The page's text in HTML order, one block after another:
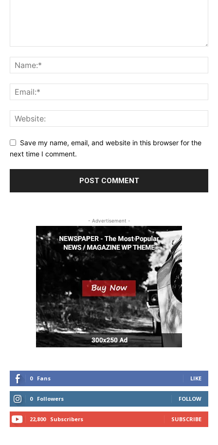
Save my name, email, and website in this browser for the
next time I comment.
- Advertisement -
0 Fans LIKE
0 Followers FOLLOW
22,800 Subscribers SUBSCRIBE